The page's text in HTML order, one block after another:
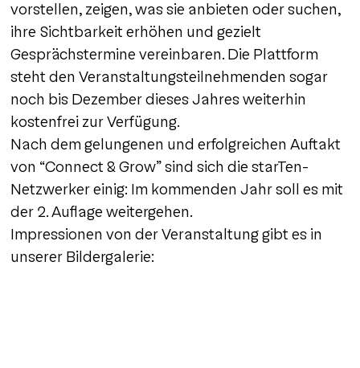
vorstellen, zeigen, was sie anbieten oder suchen,
ihre Sichtbarkeit erhöhen und gezielt
Gesprächstermine vereinbaren. Die Plattform
steht den Veranstaltungsteilnehmenden sogar
noch bis Dezember dieses Jahres weiterhin
kostenfrei zur Verfügung.
Nach dem gelungenen und erfolgreichen Auftakt
von “Connect & Grow” sind sich die starTen-
Netzwerker einig: Im kommenden Jahr soll es mit
der 2. Auflage weitergehen.
Impressionen von der Veranstaltung gibt es in
unserer Bildergalerie: